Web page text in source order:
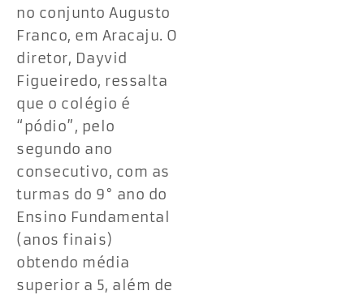
no conjunto Augusto
Franco, em Aracaju. O
diretor, Dayvid
Figueiredo, ressalta
que o colégio é
“pódio”, pelo
segundo ano
consecutivo, com as
turmas do 9° ano do
Ensino Fundamental
(anos finais)
obtendo média
superior a 5, além de